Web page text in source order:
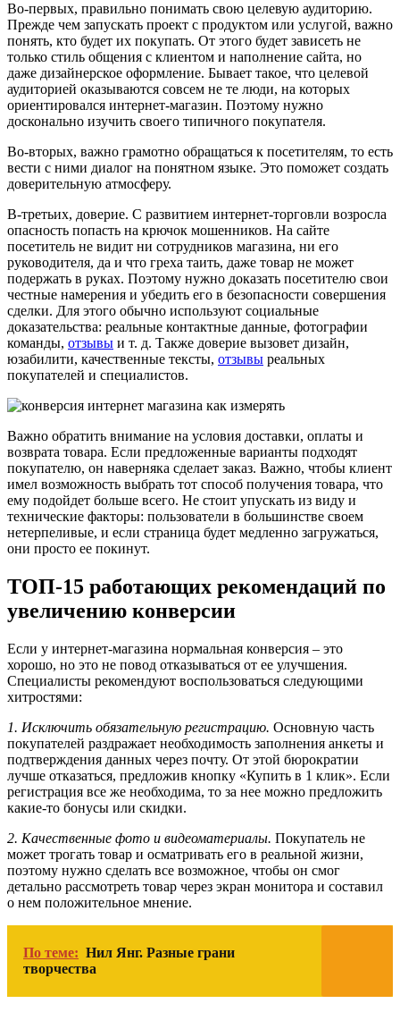
Во-первых, правильно понимать свою целевую аудиторию.
Прежде чем запускать проект с продуктом или услугой, важно
понять, кто будет их покупать. От этого будет зависеть не
только стиль общения с клиентом и наполнение сайта, но
даже дизайнерское оформление. Бывает такое, что целевой
аудиторией оказываются совсем не те люди, на которых
ориентировался интернет-магазин. Поэтому нужно
досконально изучить своего типичного покупателя.
Во-вторых, важно грамотно обращаться к посетителям, то есть
вести с ними диалог на понятном языке. Это поможет создать
доверительную атмосферу.
В-третьих, доверие. С развитием интернет-торговли возросла
опасность попасть на крючок мошенников. На сайте
посетитель не видит ни сотрудников магазина, ни его
руководителя, да и что греха таить, даже товар не может
подержать в руках. Поэтому нужно доказать посетителю свои
честные намерения и убедить его в безопасности совершения
сделки. Для этого обычно используют социальные
доказательства: реальные контактные данные, фотографии
команды, отзывы и т. д. Также доверие вызовет дизайн,
юзабилити, качественные тексты, отзывы реальных
покупателей и специалистов.
Важно обратить внимание на условия доставки, оплаты и
возврата товара. Если предложенные варианты подходят
покупателю, он наверняка сделает заказ. Важно, чтобы клиент
имел возможность выбрать тот способ получения товара, что
ему подойдет больше всего. Не стоит упускать из виду и
технические факторы: пользователи в большинстве своем
нетерпеливые, и если страница будет медленно загружаться,
они просто ее покинут.
ТОП-15 работающих рекомендаций по
увеличению конверсии
Если у интернет-магазина нормальная конверсия – это
хорошо, но это не повод отказываться от ее улучшения.
Специалисты рекомендуют воспользоваться следующими
хитростями:
1. Исключить обязательную регистрацию. Основную часть
покупателей раздражает необходимость заполнения анкеты и
подтверждения данных через почту. От этой бюрократии
лучше отказаться, предложив кнопку «Купить в 1 клик». Если
регистрация все же необходима, то за нее можно предложить
какие-то бонусы или скидки.
2. Качественные фото и видеоматериалы. Покупатель не
может трогать товар и осматривать его в реальной жизни,
поэтому нужно сделать все возможное, чтобы он смог
детально рассмотреть товар через экран монитора и составил
о нем положительное мнение.
По теме: Нил Янг. Разные грани
творчества